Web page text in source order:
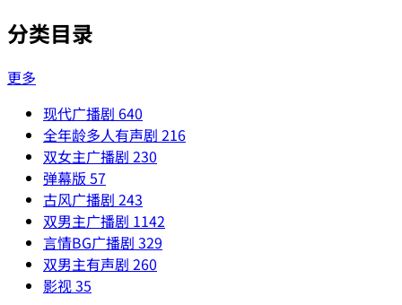
分类目录
更多
现代广播剧 640
全年龄多人有声剧 216
双女主广播剧 230
弹幕版 57
古风广播剧 243
双男主广播剧 1142
言情BG广播剧 329
双男主有声剧 260
影视35